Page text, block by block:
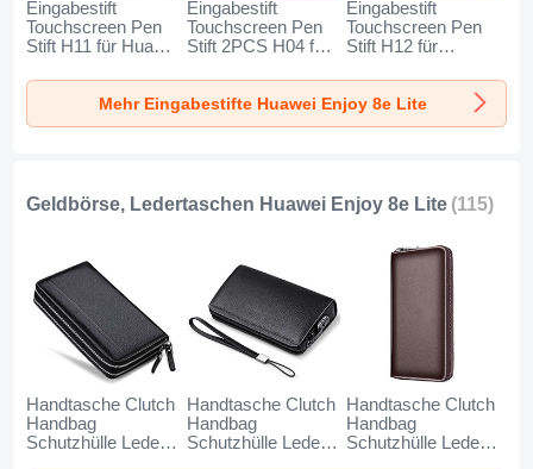
Eingabestift
Touchscreen Pen
Stift H11 für Huawei
Schwarz
Eingabestift
Touchscreen Pen
Stift 2PCS H04 für
Lite Rot
Eingabestift
Touchscreen Pen
Stift H12 für
Lite Blau
Mehr Eingabestifte Huawei Enjoy 8e Lite
Geldbörse, Ledertaschen Huawei Enjoy 8e Lite (115)
Handtasche Clutch
Handbag
Schutzhülle Leder
Handtasche Clutch
Handbag
Schutzhülle Leder
Handtasche Clutch
Handbag
Schutzhülle Leder